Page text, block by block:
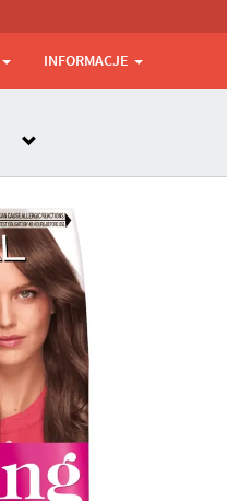
INFORMACJE